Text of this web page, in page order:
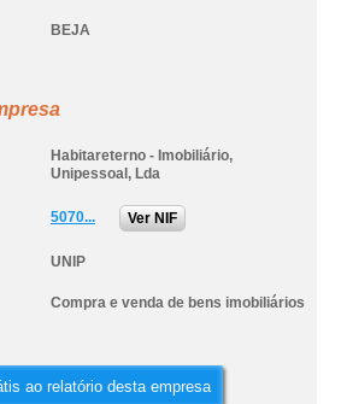
BEJA
Habitareterno - Imobiliário,
Unipessoal, Lda
5070... Ver NIF
UNIP
Compra e venda de bens imobiliários
ao relatório desta empresa